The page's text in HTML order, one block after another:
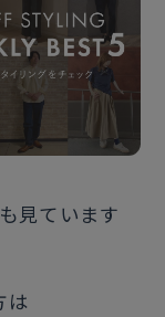
見ています
は